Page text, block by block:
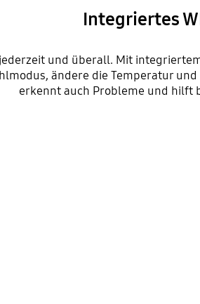
Integriertes
und überall. Mit
ändere die Temperatur
erkennt auch Probleme und hilft